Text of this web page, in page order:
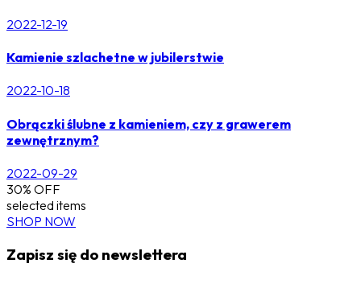
2022-12-19
Kamienie szlachetne w jubilerstwie
2022-10-18
Obrączki ślubne z kamieniem, czy z grawerem
zewnętrznym?
2022-09-29
30% OFF
selected items
SHOP NOW
Zapisz się do newslettera